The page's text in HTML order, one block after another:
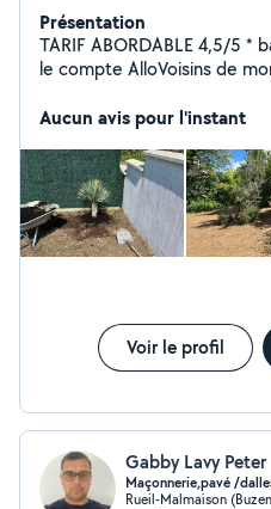
Présentation
TARIF ABORDABLE 4,5/5 * basé sur plus de 40 avis sur
le compte AlloVoisins de
Suisse du grand est
taille, élagage, bêchages,
Aucun avis pour l'instant
Voir le profil
Gabby Lavy Peter
Maçonnerie,pavé /
Rueil-Malmaison